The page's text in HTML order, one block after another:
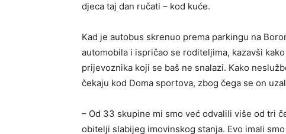
djeca taj dan ručati – kod kuće.
Kad je autobus skrenuo prema parkingu na
automobila i ispričao se roditeljima, kazavši
prijevoznika koji se baš ne snalazi. Kako
čekaju kod Doma sportova, zbog čega se on
– Od 33 skupine mi smo već odvalili više od tri
obitelji slabijeg imovinskog stanja. Evo imali